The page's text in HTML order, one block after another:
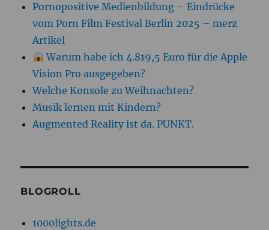
Pornopositive Medienbildung – Eindrücke
vom Porn Film Festival Berlin 2025 – merz
Artikel
Warum habe ich 4.819,5 Euro für die Apple
Vision Pro ausgegeben?
Welche Konsole zu Weihnachten?
Musik lernen mit Kindern?
Augmented Reality ist da. PUNKT.
BLOGROLL
1000lights.de